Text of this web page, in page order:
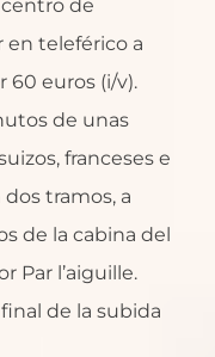
de
en teleférico a
60 euros (i/v).
de unas
franceses e
tramos, a
de la cabina del
Par l’aiguille.
de la subida